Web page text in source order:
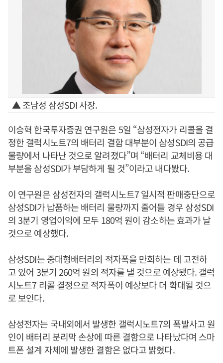
▲ 조남성 삼성SDI 사장.
이승혁 한국투자증권 연구원은 5일 “삼성전자가 리콜을 결
정한 갤럭시노트7의 배터리 결함 대부분이 삼성SDI의 공급
물량에서 나타난 것으로 알려졌다”며 “배터리 교체비용 대
부분을 삼성SDI가 부담하게 될 것”이라고 내다봤다.
이 연구원은 삼성전자의 갤럭시노트7 일시적 판매중단으로
삼성SDI가 납품하는 배터리 물량까지 줄어들 경우 삼성SDI
의 3분기 영업이익에 모두 180억 원이 감소하는 효과가 날
것으로 예상했다.
삼성SDI는 중대형배터리의 적자폭을 만회하는 데 고전하
고 있어 3분기 260억 원의 적자를 낼 것으로 예상됐다. 갤럭
시노트7 리콜 결정으로 적자폭이 예상보다 더 확대될 것으
로 보인다.
삼성전자는 국내외에서 발생한 갤럭시노트7의 폭발사고 원
인이 배터리 분리막 손상에 따른 결함으로 나타났다며 스마
트폰 설계 자체에 발생한 결함은 없다고 밝혔다.